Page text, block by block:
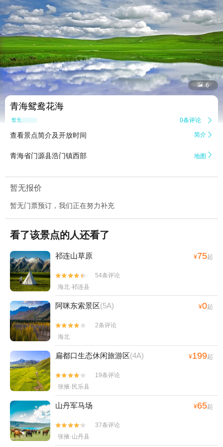
 6
青海鸳鸯花海
暂无点评 0条评论 
查看景点简介及开放时间 简介 
青海省门源县浩门镇西部 地图 
暂无报价
暂无门票预订，我们正在努力补充
看了该景点的人还看了
祁连山草原 ¥75起


54条评论
海北·祁连县
阿咪东索景区(5A) ¥0起


2条评论
海北
扁都口生态休闲旅游区(4A) ¥199起


19条评论
张掖·民乐县
山丹军马场 ¥65起


37条评论
张掖·山丹县
